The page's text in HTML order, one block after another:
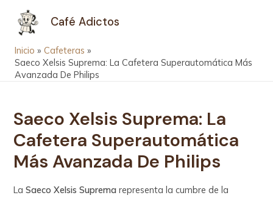
contenido
Café Adictos
Inicio
Cafeteras
Saeco Xelsis Suprema: La Cafetera Superautomática Más
Avanzada De Philips
Saeco Xelsis Suprema: La
Cafetera Superautomática
Más Avanzada De Philips
LaSaeco Xelsis Suprema representa la cumbre de la
entradas